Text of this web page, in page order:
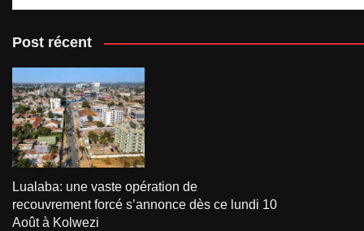
Post récent
Lualaba: une vaste opération de
recouvrement forcé s’annonce dès ce lundi 10
Août à Kolwezi